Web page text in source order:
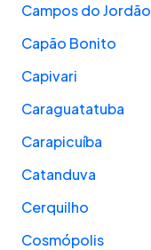
Campos do Jordão
Capão Bonito
Capivari
Caraguatatuba
Carapicuíba
Catanduva
Cerquilho
Cosmópolis